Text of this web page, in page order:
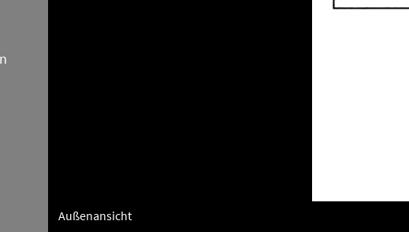
Außenansicht